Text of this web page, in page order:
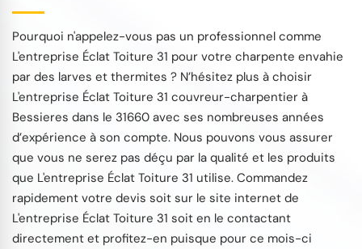
Pourquoi n'appelez-vous pas un professionnel comme
L'entreprise Éclat Toiture 31 pour votre charpente envahie
par des larves et thermites ? N’hésitez plus à choisir
L'entreprise Éclat Toiture 31 couvreur-charpentier à
Bessieres dans le 31660 avec ses nombreuses années
d’expérience à son compte. Nous pouvons vous assurer
que vous ne serez pas déçu par la qualité et les produits
que L'entreprise Éclat Toiture 31 utilise. Commandez
rapidement votre devis soit sur le site internet de
L'entreprise Éclat Toiture 31 soit en le contactant
directement et profitez-en puisque pour ce mois-ci